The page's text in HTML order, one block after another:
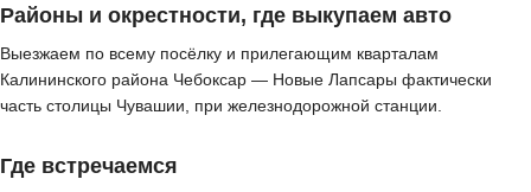
Районы и окрестности, где выкупаем авто
Выезжаем по всему посёлку и прилегающим кварталам
Калининского района Чебоксар — Новые Лапсары фактически
часть столицы Чувашии, при железнодорожной станции.
Где встречаемся